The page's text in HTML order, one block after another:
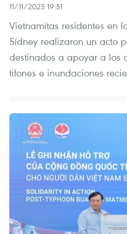
11/11/2025 19:51
Vietnamitas residentes en
Sídney realizaron un acto
destinados a apoyar a los
tifones e inundaciones